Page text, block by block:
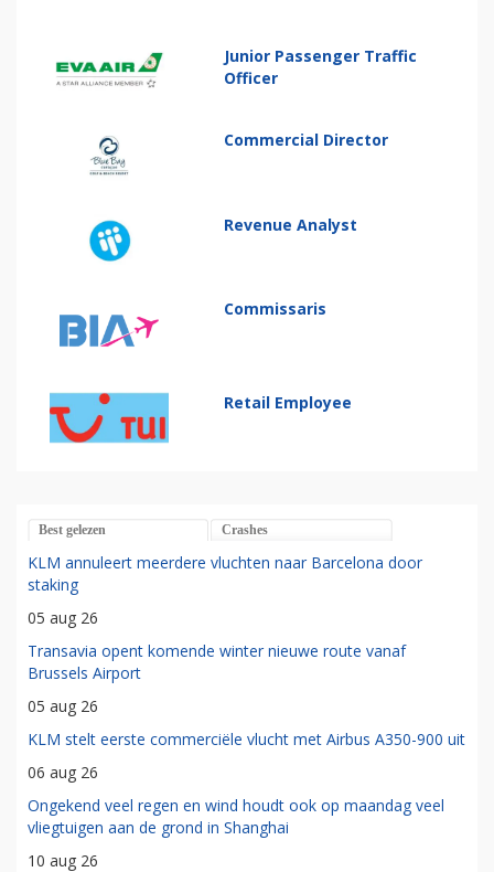
Junior Passenger Traffic
Officer
Commercial Director
Revenue Analyst
Commissaris
Retail Employee
Best gelezen Crashes
KLM annuleert meerdere vluchten naar Barcelona door
staking
05 aug 26
Transavia opent komende winter nieuwe route vanaf
Brussels Airport
05 aug 26
KLM stelt eerste commerciële vlucht met Airbus A350-900 uit
06 aug 26
Ongekend veel regen en wind houdt ook op maandag veel
vliegtuigen aan de grond in Shanghai
10 aug 26